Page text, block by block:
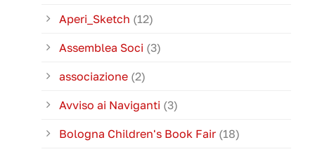
Aperi_Sketch (12)
Assemblea Soci (3)
associazione (2)
Avviso ai Naviganti (3)
Bologna Children's Book Fair (18)